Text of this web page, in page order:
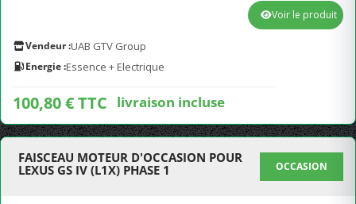
Vendeur :UAB GTV Group
Energie :Essence + Electrique
100,80 € TTC livraison incluse
Voir le produit
FAISCEAU MOTEUR D'OCCASION POUR
LEXUS GS IV (L1X) PHASE 1
OCCASION